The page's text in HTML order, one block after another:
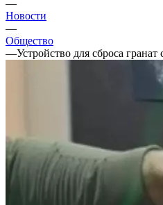
—
Новости
—
Общество
—Устройство для сброса